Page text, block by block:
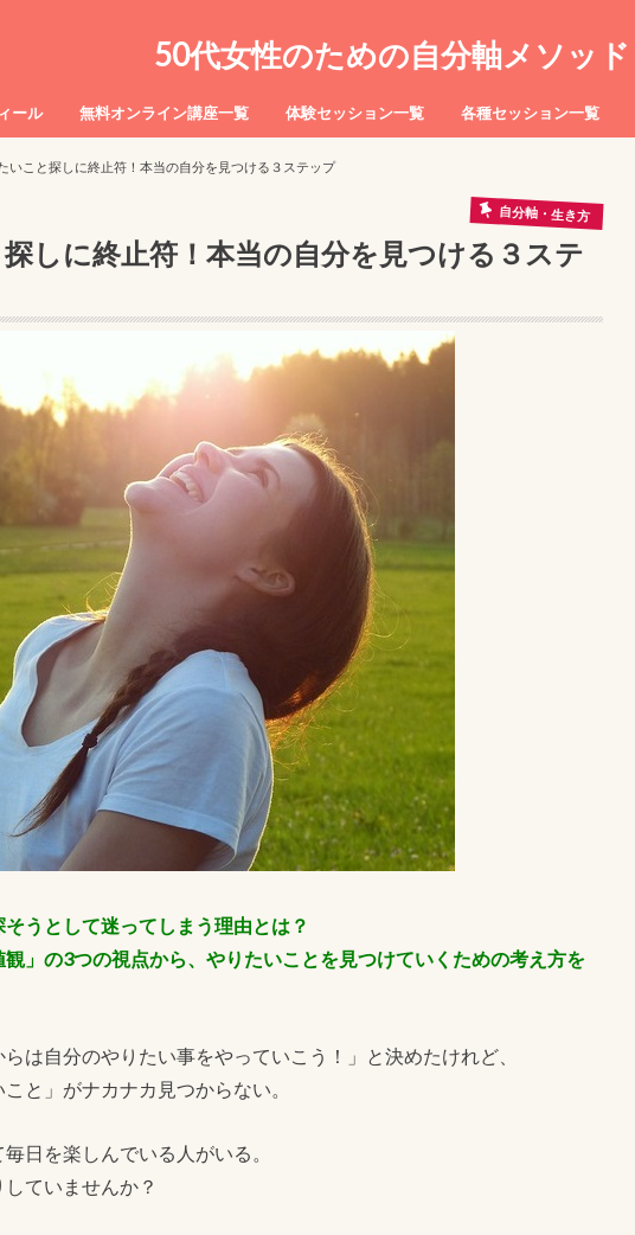
50代女性のための自分軸メソッド
ール 無料オンライン講座一覧 体験セッション一覧 各種セッション一覧
いこと探しに終止符！本当の自分を見つける３ステップ
自分軸・生き方
しに終止符！本当の自分を見つける３ステ
そうとして迷ってしまう理由とは？
」の3つの視点から、やりたいことを見つけていくための考え方を
は自分のやりたい事をやっていこう！」と決めたけれど、
と」がナカナカ見つからない。
日を楽しんでいる人がいる。
ていませんか？